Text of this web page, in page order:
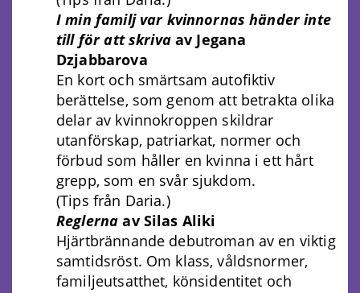
I min familj var kvinnornas händer inte
till för att skrivaav Jegana
Dzjabbarova
En kort och smärtsam autofiktiv
berättelse, som genom att betrakta olika
delar av kvinnokroppen skildrar
utanförskap, patriarkat, normer och
förbud som håller en kvinna i ett hårt
grepp, som en svår sjukdom.
(Tips från Daria.)
Reglernaav Silas Aliki
Hjärtbrännande debutroman av en viktig
samtidsröst. Om klass, våldsnormer,
familjeutsatthet, könsidentitet och